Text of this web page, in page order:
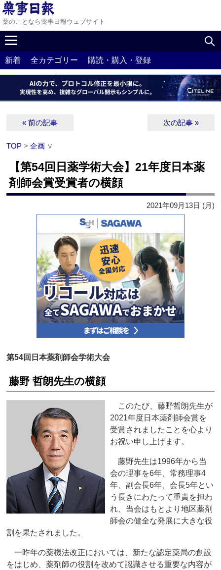
薬のことなら薬事日報ウェブサイト
新着 全カテゴリー 購読・購入・登録
« 前の記事 次の記事 »
TOP >企画 ∨
【第54回日薬学術大会】21年度日本薬
剤師会賞受賞者の横顔
2021年09月13日 (月)
第54回日本薬剤師会学術大会
藤野 哲朗先生の横顔
このたび、藤野哲朗先生が
2021年度日本薬剤師会賞を
受賞されましたことを心より
お祝い申し上げます。
藤野先生は1996年から当
会の理事を6年、常務理事4
年、副会長6年、会長5年とい
う長きにわたって重責を担わ
れ、当会はもとより地区薬剤
師会の健全な発展に大きな役
割を果たされました。
一昨年の薬機法改正においては、新たな認定薬局の創設
をはじめ、薬剤師の役割を改めて認識させる重要な内容が